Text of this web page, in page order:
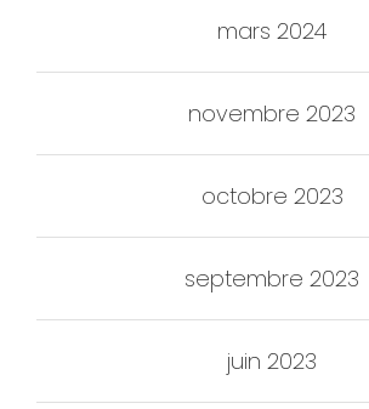
mars 2024
novembre 2023
octobre 2023
septembre 2023
juin 2023